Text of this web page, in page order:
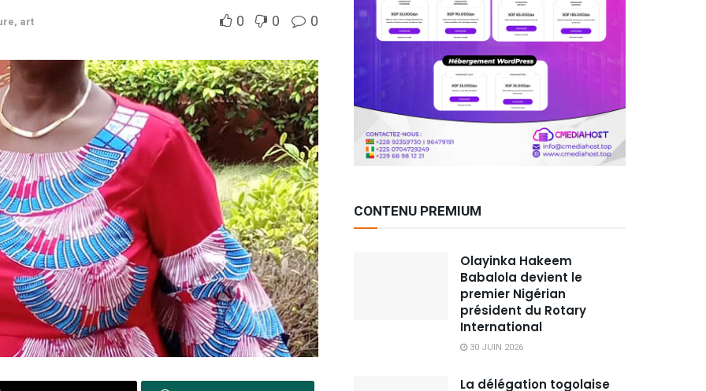
art 0 0 0
CONTENU PREMIUM
Olayinka Hakeem
Babalola devient le
premier Nigérian
président du Rotary
International
30 JUIN 2026
La délégation togolaise